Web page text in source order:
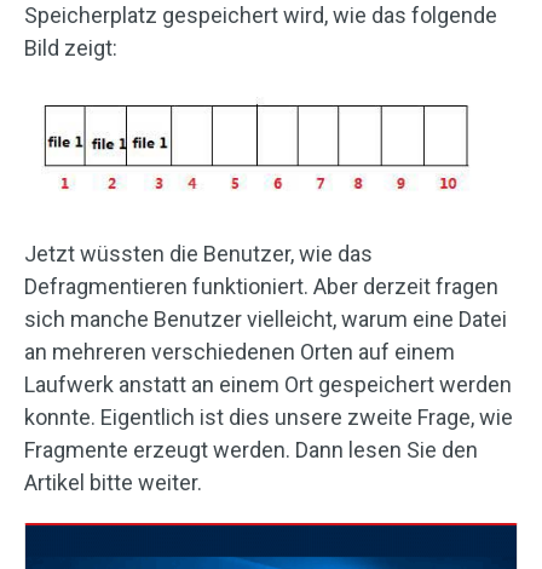
Speicherplatz gespeichert wird, wie das folgende
Bild zeigt:
Jetzt wüssten die Benutzer, wie das
Defragmentieren funktioniert. Aber derzeit fragen
sich manche Benutzer vielleicht, warum eine Datei
an mehreren verschiedenen Orten auf einem
Laufwerk anstatt an einem Ort gespeichert werden
konnte. Eigentlich ist dies unsere zweite Frage, wie
Fragmente erzeugt werden. Dann lesen Sie den
Artikel bitte weiter.